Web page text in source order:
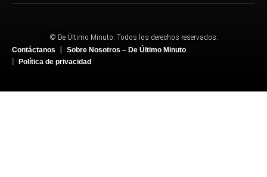
© De Último Minuto. Todos los derechos reservados.
Contáctanos
Sobre Nosotros – De Último Minuto
Política de privacidad